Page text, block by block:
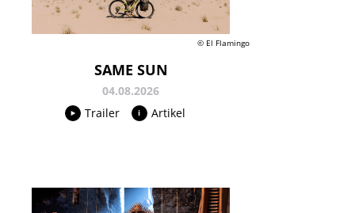
© El Flamingo
SAME SUN
04.08.2026
Trailer
Artikel